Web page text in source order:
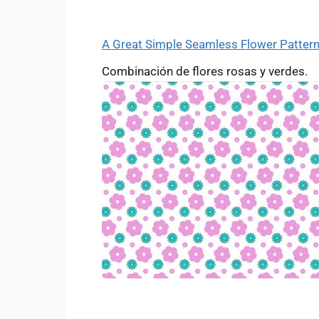
A Great Simple Seamless Flower
Combinación de flores rosas y verdes.